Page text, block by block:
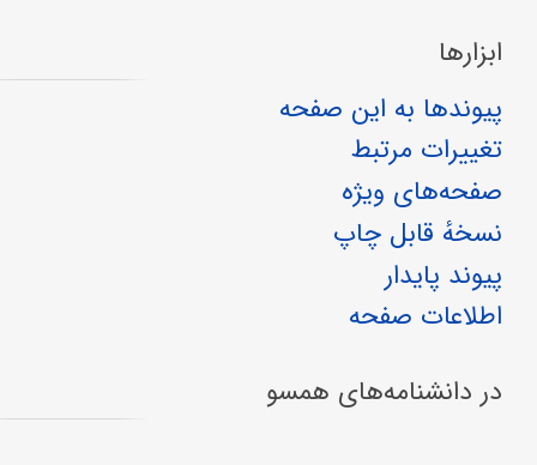
ابزارها
پیوندها به این صفحه
تغییرات مرتبط
صفحه‌های ویژه
نسخهٔ قابل چاپ
پیوند پایدار
اطلاعات صفحه
در دانشنامه‌های همسو